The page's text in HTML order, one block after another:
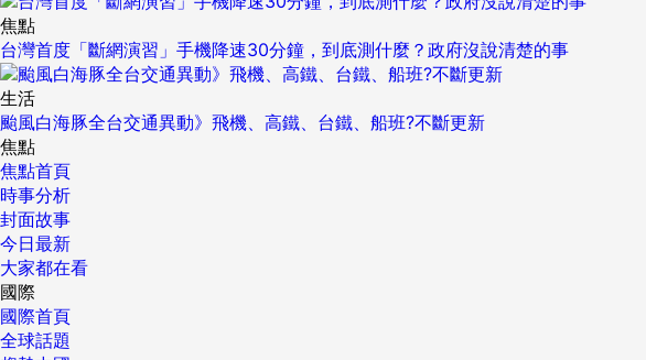
焦點
台灣首度「斷網演習」手機降速30分鐘，到底測什麼？政府沒說清楚的事
生活
颱風白海豚全台交通異動》飛機、高鐵、台鐵、船班?不斷更新
焦點
焦點首頁
時事分析
封面故事
今日最新
大家都在看
國際
國際首頁
全球話題